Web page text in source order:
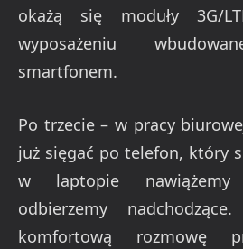
okażą się moduły 3G/
wyposażeniu
smartfonem.
Po trzecie – w pracy
już sięgać po telefon, który
w laptopie nawiążemy
odbierzemy
komfortową rozmowę